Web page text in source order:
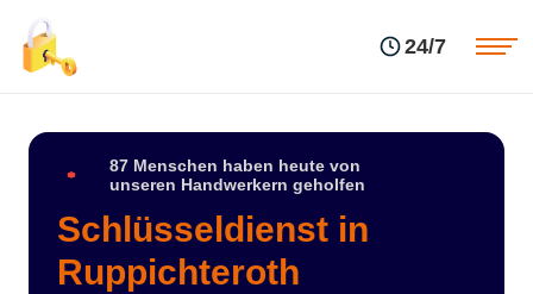
24/7
87 Menschen haben heute von
unseren Handwerkern geholfen
Schlüsseldienst in
Ruppichteroth